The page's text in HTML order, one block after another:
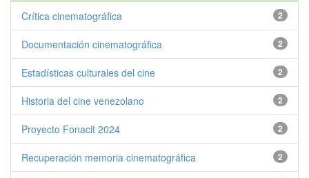
2
Crítica cinematográfica
2
Documentación cinematográfica
2
Estadísticas culturales del cine
2
Historia del cine venezolano
2
Proyecto Fonacit 2024
2
Recuperación memoria cinematográfica